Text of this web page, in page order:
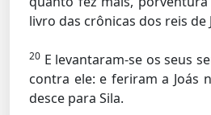
livro das crônicas dos reis de
20 E levantaram-se os seus
contra ele: e feriram a Joás
desce para Sila.